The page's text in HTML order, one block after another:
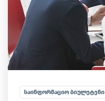
ᲡᲐᲘᲜᲤᲝᲠᲛᲐᲪᲘᲝ ᲑᲘᲣᲚᲔᲢᲔᲜᲘ